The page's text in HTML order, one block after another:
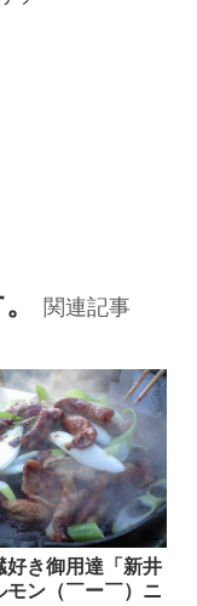
関連記事
好き御用達「新井
モン（￣ー￣）ニ